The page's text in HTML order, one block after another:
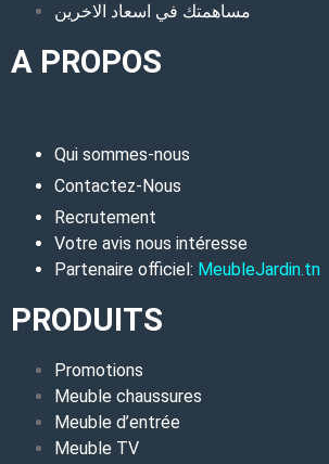
مساهمتك في اسعاد الاخرين
A PROPOS
Qui sommes-nous
Contactez-Nous
Recrutement
Votre avis nous intéresse
Partenaire officiel: MeubleJardin.tn
PRODUITS
Promotions
Meuble chaussures
Meuble d’entrée
Meuble TV